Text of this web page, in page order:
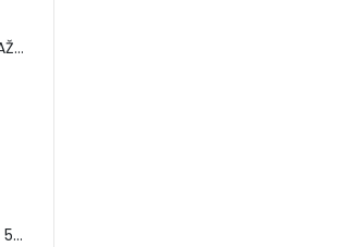
TIGROVA MAST ZA UBLAŽAVANJE BOLOVA I ZAGRIJAVANJE MIŠIĆA
SJEMENKE GROŽĐA ulje 50 ml